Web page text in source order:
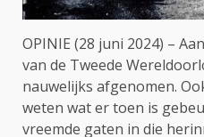
OPINIE (28 juni 2024) –
van de Tweede
nauwelijks afgenomen.
weten wat er toen is
vreemde gaten in die